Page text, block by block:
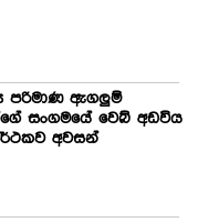
පරිමාණ ඇගලුම්
සංගමයේ වෙබ් අඩවිය
අවසන්